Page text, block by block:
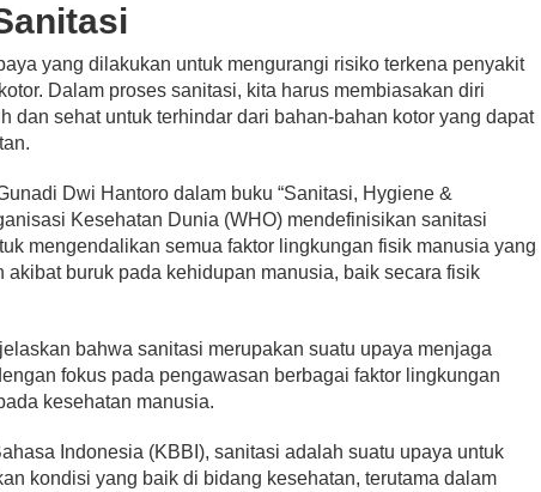
yang dilakukan untuk mengurangi risiko terkena penyakit
Dalam proses sanitasi, kita harus membiasakan diri
dan sehat untuk terhindar dari bahan-bahan kotor yang dapat
Dwi Hantoro dalam buku “Sanitasi, Hygiene &
Kesehatan Dunia (WHO) mendefinisikan sanitasi
mengendalikan semua faktor lingkungan fisik manusia yang
akibat buruk pada kehidupan manusia, baik secara fisik
bahwa sanitasi merupakan suatu upaya menjaga
fokus pada pengawasan berbagai faktor lingkungan
kesehatan manusia.
Indonesia (KBBI), sanitasi adalah suatu upaya untuk
kondisi yang baik di bidang kesehatan, terutama dalam